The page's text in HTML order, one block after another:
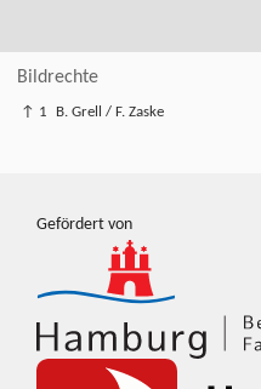
Bildrechte
↑ 1 B. Grell / F. Zaske
Gefördert von